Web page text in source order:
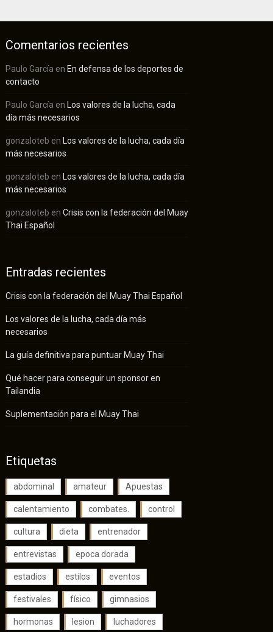
Comentarios recientes
Paulo García en En defensa de los deportes de
contacto
Paulo García en Los valores de la lucha, cada
día más necesarios
gonzaloteb en Los valores de la lucha, cada día
más necesarios
gonzaloteb en Los valores de la lucha, cada día
más necesarios
gonzaloteb en Crisis con la federación del Muay
Thai Español
Entradas recientes
Crisis con la federación del Muay Thai Español
Los valores de la lucha, cada día más
necesarios
La guía definitiva para puntuar Muay Thai
Qué hacer para conseguir un sponsor en
Tailandia
Suplementación para el Muay Thai
Etiquetas
abdominal amateur Apuestas
calentamiento combates. control
cultura dieta entrenador
entrevistas epoca dorada
estadios estilos eventos
festivales físico gimnasios
hormonas lesion luchadores